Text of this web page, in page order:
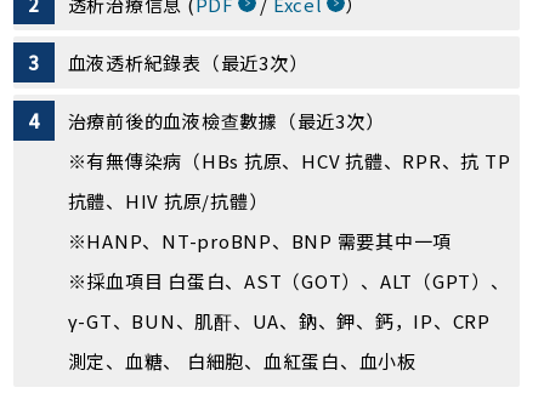
血液透析紀錄表（最近3次）
治療前後的血液檢查數據（最近3次）
※有無傳染病（HBs 抗原、HCV 抗體、RPR、抗 TP
抗體、HIV 抗原/抗體）
※HANP、NT-proBNP、BNP 需要其中一項
※採血項目 白蛋白、AST（GOT）、ALT（GPT）、
γ-GT、BUN、肌酐、UA、鈉、鉀、鈣，IP、CRP
測定、血糖、 白細胞、血紅蛋白、血小板